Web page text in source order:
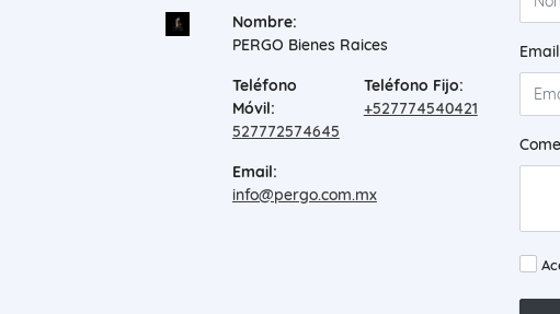
Nombre:
PERGO Bienes Raices
Teléfono
Móvil:
527772574645
Teléfono Fijo:
+527774540421
Email:
info@pergo.com.mx
Email